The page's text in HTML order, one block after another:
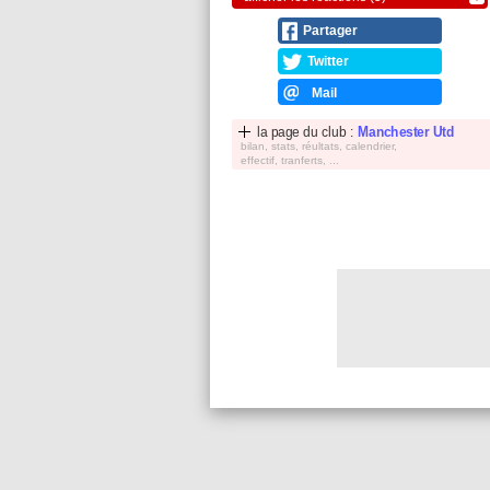
Partager
Twitter
Mail
la page du club : Manchester Utd
bilan, stats, réultats, calendrier,
effectif, tranferts, ...